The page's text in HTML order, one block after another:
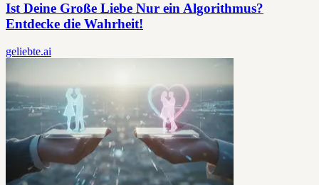
Ist Deine Große Liebe Nur ein Algorithmus?
Entdecke die Wahrheit!
geliebte.ai